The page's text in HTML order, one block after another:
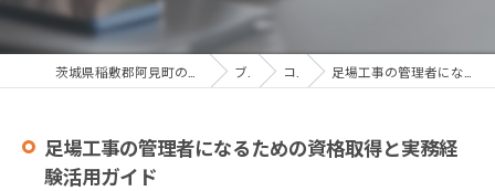
ブログ コラム 足場工事の管理者になるための資格取得と実務経験活用ガイド
足場工事の管理者になるための資格取得と実務経
験活用ガイド